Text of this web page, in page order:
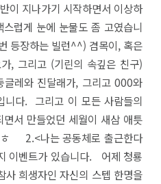
이 지나가기 시작하면서 이상하
럽게 눈에 눈물도 좀 고였습니
등장하는 빌런^^) 겸목이, 혹은
, 그리고 (기린의 속깊은 친구)
레와 진달래가, 그리고 000와
니다. 그리고 이 모든 사람들의
서 만들었던 세월이 새삼 애틋
ㅎ 2.<나는 공동체로 출근한다
이벤트가 있습니다. 어제 청룡
사 희생자인 자신의 스텝 한명을